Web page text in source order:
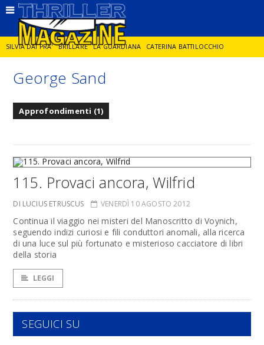
SILVIA DAI PRA' BRILLARE LA GUARDIANA CATERINA BATTILOCCHIO
JORGE DIAZ LA SPIA DELITTO IN CORNICE
George Sand
Approfondimenti (1)
115. Provaci ancora, Wilfrid
DI LUCIUS ETRUSCUS VENERDÌ 10 AGOSTO 2012
Continua il viaggio nei misteri del Manoscritto di Voynich,
seguendo indizi curiosi e fili conduttori anomali, alla ricerca
di una luce sul più fortunato e misterioso cacciatore di libri
della storia
LEGGI
SEGUICI SU